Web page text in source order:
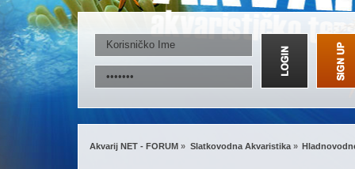
Akvarij NET - FORUM » Slatkovodna Akvaristika»